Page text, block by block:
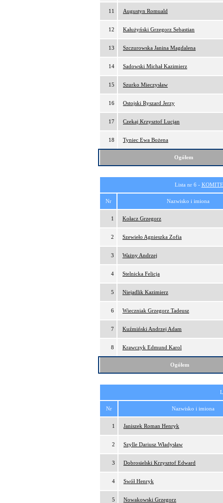
11 Augustyn Romuald
12 Kałużyński Grzegorz Sebastian
13 Szczurowska Janina Magdalena
14 Sadowski Michał Kazimierz
15 Szurko Mieczysław
16 Ostojski Ryszard Jerzy
17 Czekaj Krzysztof Lucjan
18 Tyniec Ewa Bożena
Ogółem
Lista nr 6 -
Nr Nazwisko i imiona
1 Kołacz Grzegorz
2 Szewieło Agnieszka Zofia
3 Ważny Andrzej
4 Stelnicka Felicja
5 Niejadlik Kazimierz
6 Wieczniak Grzegorz Tadeusz
7 Kuźmiński Andrzej Adam
8 Krawczyk Edmund Karol
Ogółem
Nr Nazwisko i imiona
1 Janiszek Roman Henryk
2 Szylle Dariusz Władysław
3 Dobrosielski Krzysztof Edward
4 Swół Henryk
5 Nowakowski Grzegorz